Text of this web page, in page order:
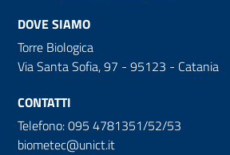
DOVE SIAMO
Torre Biologica
Via Santa Sofia, 97 - 95123 - Catania
CONTATTI
Telefono: 095 4781351/52/53
biometec@unict.it